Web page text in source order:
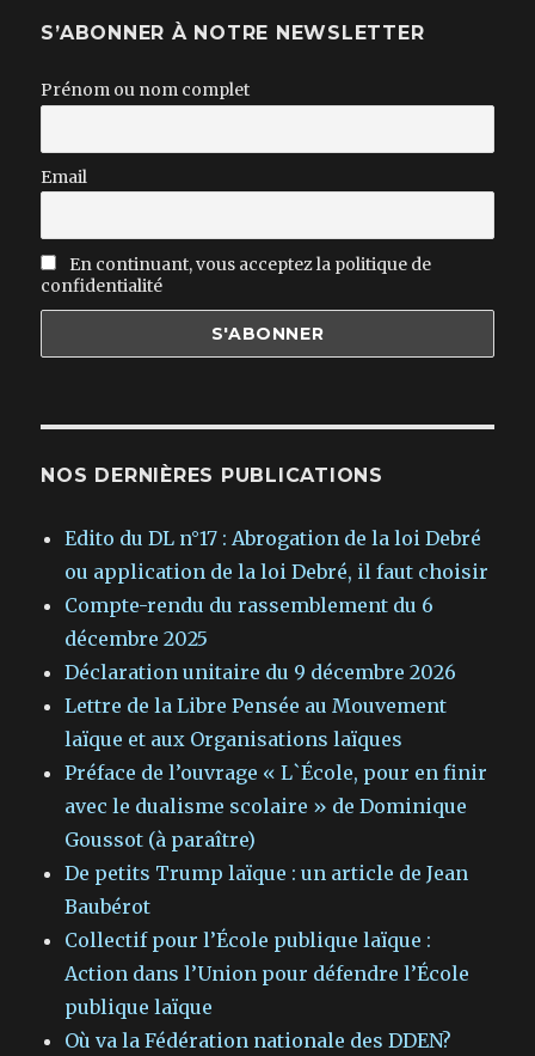
S’ABONNER À NOTRE NEWSLETTER
Prénom ou nom complet
Email
En continuant, vous acceptez la politique de
confidentialité
NOS DERNIÈRES PUBLICATIONS
Edito du DL n°17 : Abrogation de la loi Debré
ou application de la loi Debré, il faut choisir
Compte-rendu du rassemblement du 6
décembre 2025
Déclaration unitaire du 9 décembre 2026
Lettre de la Libre Pensée au Mouvement
laïque et aux Organisations laïques
Préface de l’ouvrage « L`École, pour en finir
avec le dualisme scolaire » de Dominique
Goussot (à paraître)
De petits Trump laïque : un article de Jean
Baubérot
Collectif pour l’École publique laïque :
Action dans l’Union pour défendre l’École
publique laïque
Où va la Fédération nationale des DDEN?